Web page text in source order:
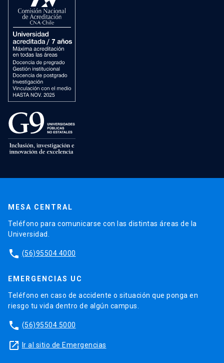
MESA CENTRAL
Teléfono para comunicarse con las distintas áreas de la
Universidad.
phone (56)95504 4000
EMERGENCIAS UC
Teléfono en caso de accidente o situación que ponga en
riesgo tu vida dentro de algún campus.
phone (56)95504 5000
launch Ir al sitio de Emergencias